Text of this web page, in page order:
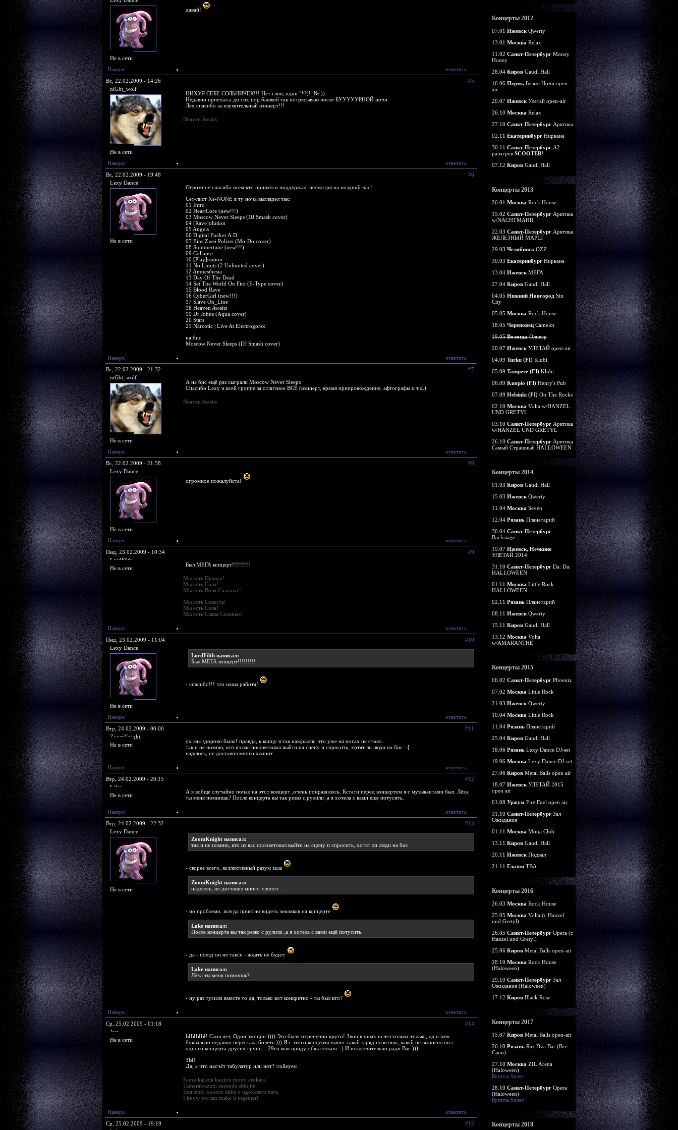
Не в сети
давай!
Наверх
ответить
Вс, 22.02.2009 - 14:26
#5
niGht_wolf
Не в сети
НИХУЯ СЕБЕ СОЛЬНИЧЕК!!! Нет слов, одни "*?)!_№ ))
Недавно приехал а до сих пор башкой так потрясываю после БУУУУУРНОЙ ночи
Лёх спасибо за изумительный концерт!!!
Heaven Awaits
Наверх
ответить
Вс, 22.02.2009 - 19:48
#6
Lexy Dance
Не в сети
Огромное спасибо всем кто пришёл и поддержал, несмотря на поздний час!
Сет-лист Xe-NONE в ту ночь выглядел так:
01 Intro
02 HeartCore (new!!!)
03 Moscow Never Sleeps (DJ Smash cover)
04 [Rave]olution
05 Angels
06 Digital Fucker A.D.
07 Eins Zwei Polizei (Mo-Do cover)
08 Summertime (new!!!)
09 Collapse
10 [Play]station
11 No Limits (2 Unlimited cover)
12 Amnesthesia
13 Day Of The Dead
14 Set The World On Fire (E-Type cover)
15 Blood Rave
16 CyberGirl (new!!!)
17 Slave On_Line
18 Heaven Awaits
19 Dr Johns (Aqua cover)
20 Stars
21 Narcotic | Live At Electrogorsk
на бис:
Moscow Never Sleeps (DJ Smash cover)
Наверх
ответить
Вс, 22.02.2009 - 21:32
#7
niGht_wolf
Не в сети
А на бис ещё раз сыграли Moscow Never Sleeps
Спасибо Lexy и всей группе за отличное ВСЁ (концерт, время припровождение, афтографы и т.д.)
Heaven Awaits
Наверх
ответить
Вс, 22.02.2009 - 21:58
#8
Lexy Dance
Не в сети
огромное пожалуйста!
Наверх
ответить
Пнд, 23.02.2009 - 10:34
#9
LordFilth
Не в сети
Был МЕГА концерт!!!!!!!!!
Мы есть Правда!
Мы есть Сила!
Мы есть Воля Сильных!
Мы есть Совесть!
Мы есть Сила!
Мы есть Слава Сильных!
Наверх
ответить
Пнд, 23.02.2009 - 11:04
#10
Lexy Dance
Не в сети
LordFilth написал:
Был МЕГА концерт!!!!!!!!!
- спасибо!!! это наша работа!
Наверх
ответить
Втр, 24.02.2009 - 00:00
#11
ZoomKnight
Не в сети
ух как здорово было! правда, к концу я так нажрался, что уже на ногах не стоял...
так и не помню, кто из вас посоветовал выйти на сцену и спросить, хотят ли люди на бис :-[
надеюсь, не доставил много хлопот...
Наверх
ответить
Втр, 24.02.2009 - 20:15
#12
Lake
Не в сети
А я вобще случайно попал на этот концерт ,очень понравилось. Кстати перед концертом я с музыкантами был. Лёха
ты меня помнишь? После концерта вы так резко с рулили ,а я хотела с вами ещё потусить.
Наверх
ответить
Втр, 24.02.2009 - 22:32
#13
Lexy Dance
Не в сети
ZoomKnight написал:
так и не помню, кто из вас посоветовал выйти на сцену и спросить, хотят ли люди на бис
- скорее всего, коллективный разум зала
ZoomKnight написал:
надеюсь, не доставил много хлопот...
- но проблемо. всегда приятно видеть земляков на концерте
Lake написал:
После концерта вы так резко с рулили ,а я хотела с вами ещё потусить.
- да - поезд он не такси - ждать не будет.
Lake написал:
Лёха ты меня помнишь?
- ну раз тусили вместе то да, только вот конкретно - ты был кто?
Наверх
ответить
Ср, 25.02.2009 - 01:18
#14
Jess
Не в сети
ЫЫЫЫ! Слов нет, Одни эмоции )))) Это было охрененно круто! Звон в ушах исчез только-только, да и шея
буквально недавно перестала болеть ))) Я с этого концерта вынес такой заряд позитива, какой не выносил ни с
одного концерта других групп... 29го мая приду обязательно =) И исключительно ради Вас )))
ЗЫ!
Да, а что насчёт табулатур или нот? :rolleyes:
Kono karada kanjiru mono arukara
Tamerawazuni susunde shinjite
Ima sono kokoro dake o ugokaseru nara
I know we can make it together!
Наверх
ответить
Ср, 25.02.2009 - 19:19
#15
Концерты 2012
07.01 Ижевск Qwerty
13.01 Москва Relax
11.02 Санкт-Петербург Money
Honey
28.04 Киров Gaudi Hall
16.06 Пермь Белые Ночи open-
air
20.07 Ижевск Улетай open-air
26.10 Москва Relax
27.10 Санкт-Петербург Арктика
02.11 Екатеринбург Нирвана
30.11 Санкт-Петербург А2 -
разогрев SCOOTER!
07.12 Киров Gaudi Hall
Концерты 2013
26.01 Москва Rock House
15.02 Санкт-Петербург Арктика
w/NACHTMAHR
22.03 Санкт-Петербург Арктика
ЖЕЛЕЗНЫЙ МАРШ
29.03 Челябинск OZZ
30.03 Екатеринбург Нирвана
13.04 Ижевск МЕГА
27.04 Киров Gaudi Hall
04.05 Нижний Новгород Sin
City
05.05 Москва Rock House
18.05 Череповец Camelot
19.05ВологдаОливер
20.07 Ижевск УЛЕТАЙ open-air
04.09 Turku (FI) Klubi
05.09 Tampere (FI) Klubi
06.09 Kuopio (FI) Henry's Pub
07.09 Helsinki (FI) On The Rocks
02.10 Москва Volta w/HANZEL
UND GRETYL
03.10 Санкт-Петербург Арктика
w/HANZEL UND GRETYL
26.10 Санкт-Петербург Арктика
Самый Страшный HALLOWEEN
Концерты 2014
01.03 Киров Gaudi Hall
15.03 Ижевск Qwerty
11.04 Москва Seven
12.04 Рязань Планетарий
30.04 Санкт-Петербург
Backstage
19.07 Ижевск, Нечкино
УЛЕТАЙ 2014
31.10 Санкт-Петербург Da: Da:
HALLOWEEN
01.11 Москва Little Rock
HALLOWEEN
02.11 Рязань Планетарий
08.11 Ижевск Qwerty
15.11 Киров Gaudi Hall
13.12 Москва Volta
w/AMARANTHE
Концерты 2015
06.02 Санкт-Петербург Phoenix
07.02 Москва Little Rock
21.03 Ижевск Qwerty
10.04 Москва Little Rock
11.04 Рязань Планетарий
25.04 Киров Gaudi Hall
18.06 Рязань Lexy Dance DJ-set
19.06 Москва Lexy Dance DJ-set
27.06 Киров Metal Balls open air
18.07 Ижевск УЛЕТАЙ 2015
open air
01.08 Уржум Fire Fuel open air
31.10 Санкт-Петербург Зал
Ожидания
01.11 Москва Mona Club
13.11 Киров Gaudi Hall
20.11 Ижевск Подвал
21.11 Глазов TBA
Концерты 2016
26.03 Москва Rock House
25.05 Москва Volta (c Hanzel
und Gretyl)
26.05 Санкт-Петербург Opera (c
Hanzel und Gretyl)
25.06 Киров Metal Balls open-air
28.10 Москва Rock House
(Haloween)
29.10 Санкт-Петербург Зал
Ожидания (Haloween)
17.12 Киров Black Rose
Концерты 2017
15.07 Киров Metal Balls open-air
26.10 Рязань Raz Dva Bar (Все
Свои)
27.10 Москва ZIL Arena
(Haloween)
Купить билет
28.10 Санкт-Петербург Opera
(Haloween)
Купить билет
Концерты 2018